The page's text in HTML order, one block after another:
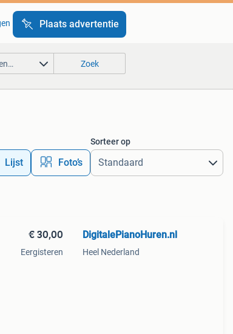
Plaats advertentie
Zoek
Lijst Foto’s
Sorteer op
€ 30,00
Eergisteren
DigitalePianoHuren.nl
Heel Nederland